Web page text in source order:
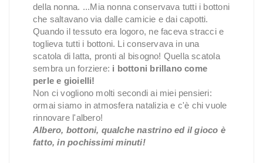
della nonna. ...Mia nonna conservava tutti i bottoni
che saltavano via dalle camicie e dai capotti.
Quando il tessuto era logoro, ne faceva stracci e
toglieva tutti i bottoni. Li conservava in una
scatola di latta, pronti al bisogno! Quella scatola
sembra un forziere: i bottoni brillano come
perle e gioielli!
Non ci vogliono molti secondi ai miei pensieri:
ormai siamo in atmosfera natalizia e c'è chi vuole
rinnovare l'albero!
Albero, bottoni, qualche nastrino ed il gioco è
fatto, in pochissimi minuti!